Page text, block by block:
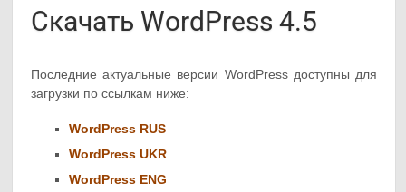
Скачать WordPress 4.5
Последние актуальные версии WordPress доступны для
загрузки по ссылкам ниже:
WordPress RUS
WordPress UKR
WordPress ENG